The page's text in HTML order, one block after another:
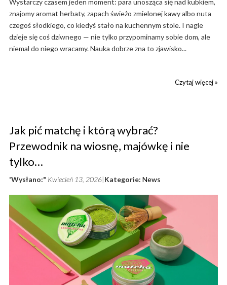
znajomy aromat herbaty, zapach świeżo zmielonej kawy albo nuta
czegoś słodkiego, co kiedyś stało na kuchennym stole. I nagle
dzieje się coś dziwnego — nie tylko przypominamy sobie dom, ale
niemal do niego wracamy. Nauka dobrze zna to zjawisko...
Czytaj więcej »
Jak pić matchę i którą wybrać?
Przewodnik na wiosnę, majówkę i nie
tylko…
'Wysłano:" Kwiecień 13, 2026 Kategorie: News